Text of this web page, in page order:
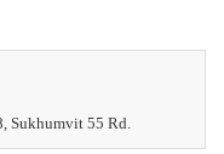
Sukhumvit 55 Rd.